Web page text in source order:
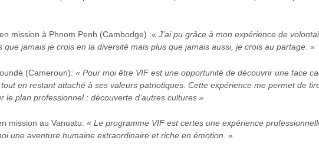
mission à Phnom Penh (Cambodge) :« J’ai pu grâce à mon expérience de
que jamais je crois en la diversité mais plus que jamais aussi, je crois au partage. »
(Cameroun): « Pour moi être VIF est une opportunité de découvrir une face
en restant attaché à ses valeurs patriotiques. Cette expérience me permet de
plan professionnel ; découverte d’autres cultures »
mission au Vanuatu: « Le programme VIF est certes une expérience
une aventure humaine extraordinaire et riche en émotion. »